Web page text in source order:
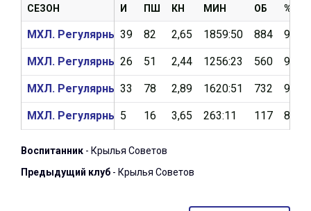
И ПШ КН МИН ОБ %ОБ
39 82 2,65 1859:50 884
26 51 2,44 1256:23 560
33 78 2,89 1620:51 732
5 16 3,65 263:11 117 88%
СЕЗОН
МХЛ. Регулярный чемпионат 2019/2020
МХЛ. Регулярный чемпионат 2018/2019
МХЛ. Регулярный чемпионат 2017/2018
МХЛ. Регулярный чемпионат 2016/2017
Воспитанник - Крылья Советов
Предыдущий клуб - Крылья Советов